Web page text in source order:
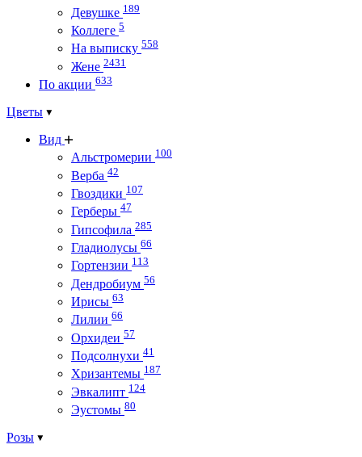
Девушке 189
Коллеге 5
На выписку 558
Жене 2431
По акции 633
Цветы
Вид
Альстромерии 100
Верба 42
Гвоздики 107
Герберы 47
Гипсофила 285
Гладиолусы 66
Гортензии 113
Дендробиум 56
Ирисы 63
Лилии 66
Орхидеи 57
Подсолнухи 41
Хризантемы 187
Эвкалипт 124
Эустомы 80
Розы